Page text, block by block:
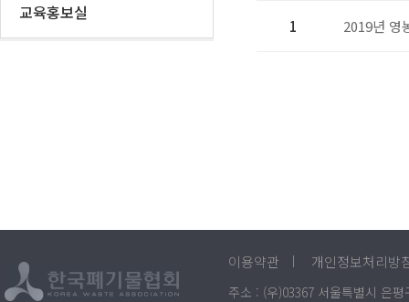
교육홍보실
1 2019년 영
이용약관 개인정보처리방
주소 : (우)03367 서울특별시 은